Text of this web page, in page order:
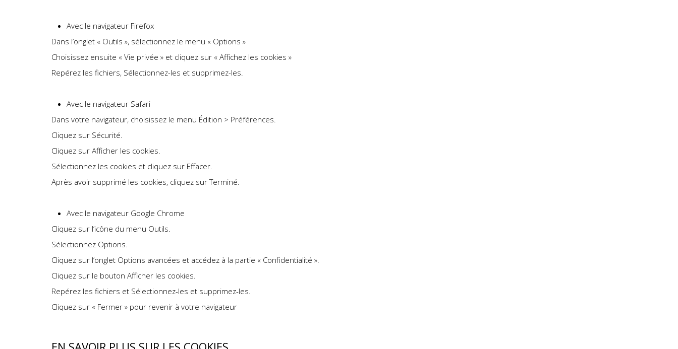
Avec le navigateur Firefox
Dans l’onglet « Outils », sélectionnez le menu « Options »
Choisissez ensuite « Vie privée » et cliquez sur « Affichez les cookies »
Repérez les fichiers, Sélectionnez-les et supprimez-les.
Avec le navigateur Safari
Dans votre navigateur, choisissez le menu Édition > Préférences.
Cliquez sur Sécurité.
Cliquez sur Afficher les cookies.
Sélectionnez les cookies et cliquez sur Effacer.
Après avoir supprimé les cookies, cliquez sur Terminé.
Avec le navigateur Google Chrome
Cliquez sur l’icône du menu Outils.
Sélectionnez Options.
Cliquez sur l’onglet Options avancées et accédez à la partie « Confidentialité ».
Cliquez sur le bouton Afficher les cookies.
Repérez les fichiers et Sélectionnez-les et supprimez-les.
Cliquez sur « Fermer » pour revenir à votre navigateur